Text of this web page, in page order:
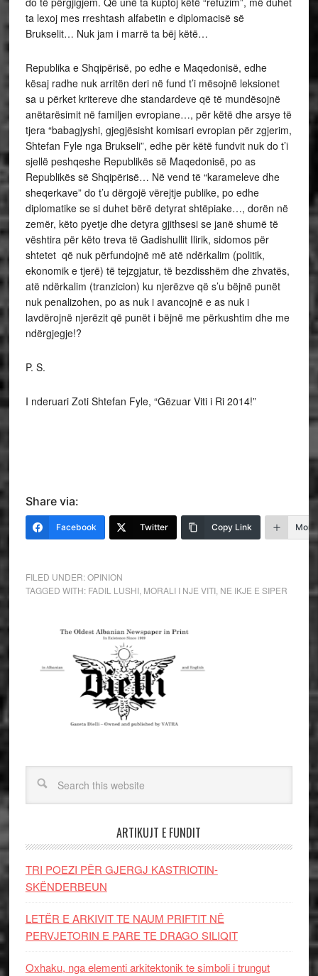
ta lexoj mes rreshtash alfabetin e diplomacisë së
Brukselit… Nuk jam i marrë ta bëj këtë…
Republika e Shqipërisë, po edhe e Maqedonisë, edhe
kësaj radhe nuk arritën deri në fund t’i mësojnë leksionet
sa u përket kritereve dhe standardeve që të mundësojnë
anëtarësimit në familjen evropiane…, për këtë dhe arsye të
tjera “babagjyshi, gjegjësisht komisari evropian për zgjerim,
Shtefan Fyle nga Brukseli”, edhe për këtë fundvit nuk do t’i
sjellë peshqeshe Republikës së Maqedonisë, po as
Republikës së Shqipërisë… Në vend të “karameleve dhe
sheqerkave” do t’u dërgojë vërejtje publike, po edhe
diplomatike se si duhet bërë detyrat shtëpiake…, dorën në
zemër, këto pyetje dhe detyra gjithsesi se janë shumë të
vështira për këto treva të Gadishullit Ilirik, sidomos për
shtetet që nuk përfundojnë më atë ndërkalim (politik,
ekonomik e tjerë) të tejzgjatur, të bezdisshëm dhe zhvatës,
atë ndërkalim (tranzicion) ku njerëzve që s’u bëjnë punët
nuk penalizohen, po as nuk i avancojnë e as nuk i
lavdërojnë njerëzit që punët i bëjnë me përkushtim dhe me
ndërgjegje!?
P. S.
I nderuari Zoti Shtefan Fyle, “Gëzuar Viti i Ri 2014!”
Share via:
Facebook Twitter Copy Link More
FILED UNDER:OPINION
TAGGED WITH: FADIL LUSHI, MORALI I NJE VITI, NE IKJE E SIPER
ARTIKUJT E FUNDIT
TRI POEZI PËR GJERGJ KASTRIOTIN-
SKËNDERBEUN
LETËR E ARKIVIT TE NAUM PRIFTIT NË
PERVJETORIN E PARE TE DRAGO SILIQIT
Oxhaku, nga elementi arkitektonik te simboli i trungut